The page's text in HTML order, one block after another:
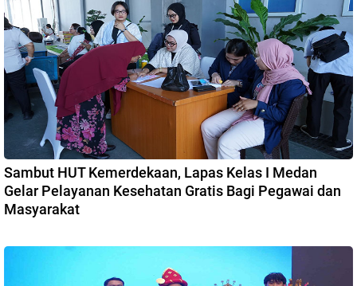
Sambut HUT Kemerdekaan, Lapas Kelas I Medan
Gelar Pelayanan Kesehatan Gratis Bagi Pegawai dan
Masyarakat